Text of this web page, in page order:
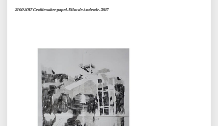
21 09 2017. Grafite sobre papel. Elias de Andrade. 2017